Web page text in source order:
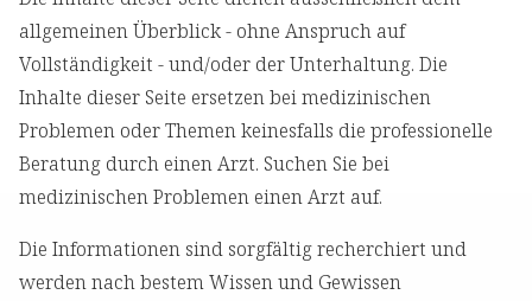
allgemeinen Überblick - ohne Anspruch auf
Vollständigkeit - und/oder der Unterhaltung. Die
Inhalte dieser Seite ersetzen bei medizinischen
Problemen oder Themen keinesfalls die professionelle
Beratung durch einen Arzt. Suchen Sie bei
medizinischen Problemen einen Arzt auf.
Die Informationen sind sorgfältig recherchiert und
werden nach bestem Wissen und Gewissen